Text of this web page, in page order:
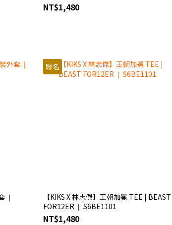
NT$1,480
❘
聯名
【KIKS X 林志傑】王朝加冕 TEE | BEAST
FOR12ER ❘ S6BE1101
NT$1,480